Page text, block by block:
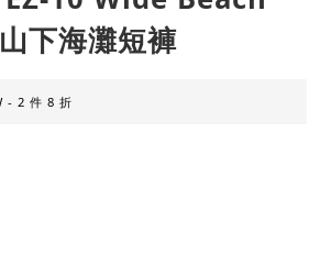
商取貨免運 │ WORLDWIDE SHIPPING
下海灘短褲
- 2 件 8 折